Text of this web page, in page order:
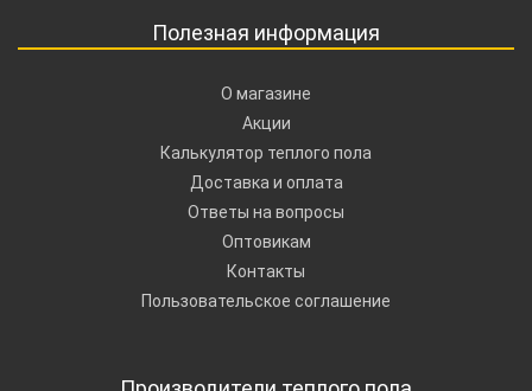
Полезная информация
О магазине
Акции
Калькулятор теплого пола
Доставка и оплата
Ответы на вопросы
Оптовикам
Контакты
Пользовательское соглашение